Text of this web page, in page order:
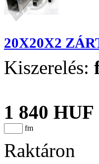
20X20X2
Kiszerelés:
1 840 HUF
fm
Raktáron